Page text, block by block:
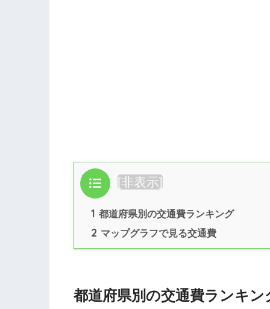
目次 [非表示]
1 都道府県別の交通費ランキング
2 マップグラフで見る交通費
都道府県別の交通費ランキン